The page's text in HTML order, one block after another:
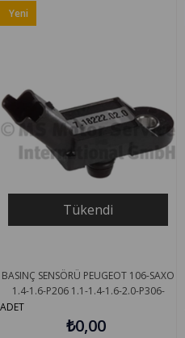
Tükendi
BASINÇ SENSÖRÜ PEUGEOT 106-SAXO
1.4-1.6-P206 1.1-1.4-1.6-2.0-P306-
XSARA 1.4-1.6-1.8-2.0-P406-C5 1.8-2.0
PIERBURG 718222020
ADET
₺0,00
Yeni